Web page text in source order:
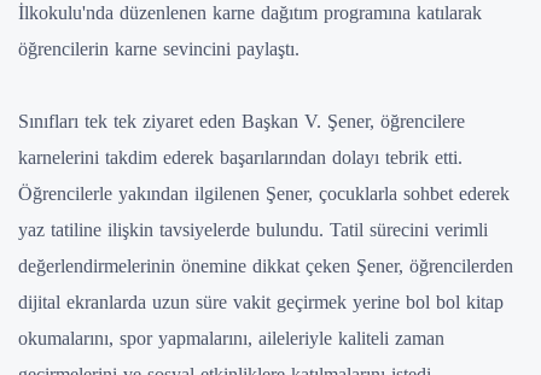
İlkokulu'nda düzenlenen karne dağıtım programına katılarak
öğrencilerin karne sevincini paylaştı.
Sınıfları tek tek ziyaret eden Başkan V. Şener, öğrencilere
karnelerini takdim ederek başarılarından dolayı tebrik etti.
Öğrencilerle yakından ilgilenen Şener, çocuklarla sohbet ederek
yaz tatiline ilişkin tavsiyelerde bulundu. Tatil sürecini verimli
değerlendirmelerinin önemine dikkat çeken Şener, öğrencilerden
dijital ekranlarda uzun süre vakit geçirmek yerine bol bol kitap
okumalarını, spor yapmalarını, aileleriyle kaliteli zaman